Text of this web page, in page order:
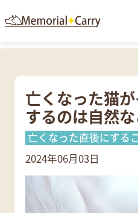
亡くなった猫
するのは自然
亡くなった直後にする
2024年06月03日